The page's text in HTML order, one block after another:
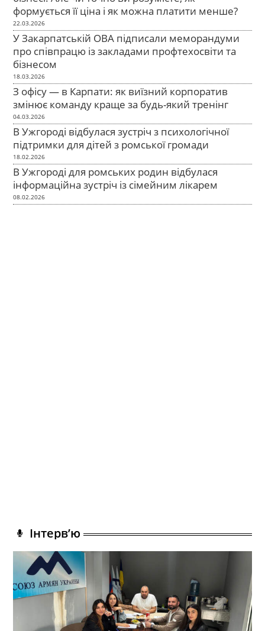
формується її ціна і як можна платити менше?
22.03.2026
У Закарпатській ОВА підписали меморандуми
про співпрацю із закладами профтехосвіти та
бізнесом
18.03.2026
З офісу — в Карпати: як виїзний корпоратив
змінює команду краще за будь-який тренінг
04.03.2026
В Ужгороді відбулася зустріч з психологічної
підтримки для дітей з ромської громади
18.02.2026
В Ужгороді для ромських родин відбулася
інформаційна зустріч із сімейним лікарем
08.02.2026
Інтерв’ю